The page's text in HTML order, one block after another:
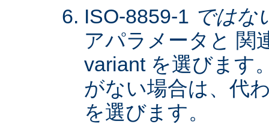
ISO-8859-1 ではな
アパラメータと 関
variant を選びます
がない場合は、代
を選びます。